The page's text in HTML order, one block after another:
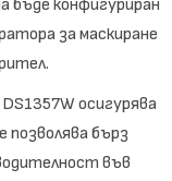
бъде конфигуриран
за маскиране
DS1357W осигурява
позволява бърз
във